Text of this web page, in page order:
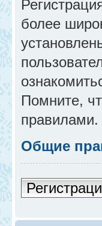
более
Помните,
правилами.
Общие